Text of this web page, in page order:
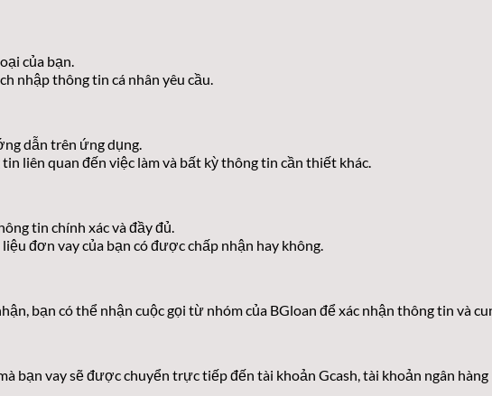
của bạn.
nhập thông tin cá nhân yêu cầu.
dẫn trên ứng dụng.
liên quan đến việc làm và bất kỳ thông tin cần thiết khác.
tin chính xác và đầy đủ.
đơn vay của bạn có được chấp nhận hay không.
bạn có thể nhận cuộc gọi từ nhóm của BGloan để xác nhận thông tin và
bạn vay sẽ được chuyển trực tiếp đến tài khoản Gcash, tài khoản ngân